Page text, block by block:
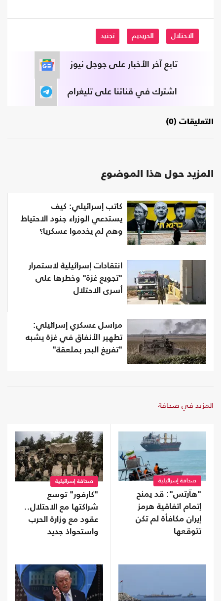
الاحتلال الحريديم تجنيد
تابع آخر الأخبار على جوجل نيوز
اشترك في قناتنا على تليغرام
التعليقات (0)
المزيد حول هذا الموضوع
كاتب إسرائيلي: كيف
يستدعي الوزراء جنود الاحتياط
وهم لم يخدموا عسكريا؟
انتقادات إسرائيلية لاستمرار
"تجويع غزة" وخطرها على
أسرى الاحتلال
مراسل عسكري إسرائيلي:
تطهير الأنفاق في غزة يشبه
"تفريغ البحر بملعقة"
المزيد في صحافة
صحافة إسرائيلية
"هآرتس": قد يمنح
إتمام اتفاقية هرمز
إيران مكافأة لم تكن
تتوقعها
صحافة إسرائيلية
"كارفور" توسع
شراكتها مع الاحتلال..
عقود مع وزارة الحرب
واستحواذ جديد